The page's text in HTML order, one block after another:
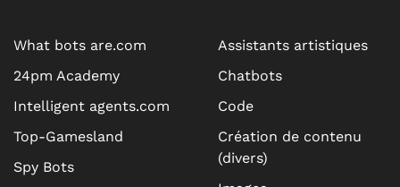
What bots are.com
24pm Academy
Intelligent agents.com
Top-Gamesland
Spy Bots
Assistants artistiques
Chatbots
Code
Création de contenu
(divers)